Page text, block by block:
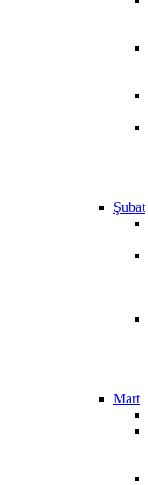
Şubat
Mart